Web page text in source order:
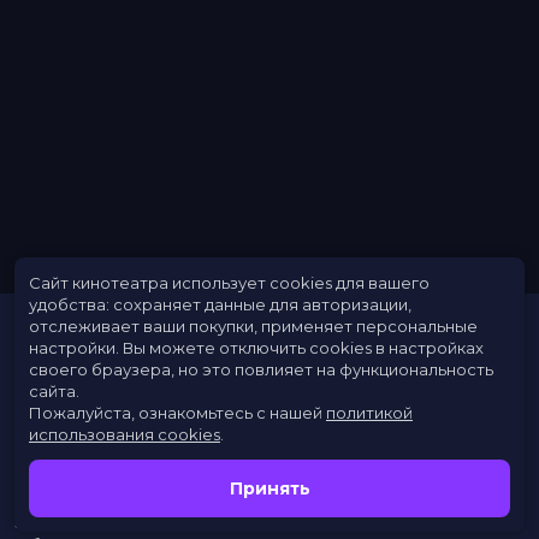
Расписание
Скоро в кино
Заведения
Сайт кинотеатра использует cookies для вашего
удобства: сохраняет данные для авторизации,
отслеживает ваши покупки, применяет персональные
настройки. Вы можете отключить cookies в настройках
своего браузера, но это повлияет на функциональность
сайта.
Пожалуйста, ознакомьтесь с нашей политикой
использования cookies
Принять